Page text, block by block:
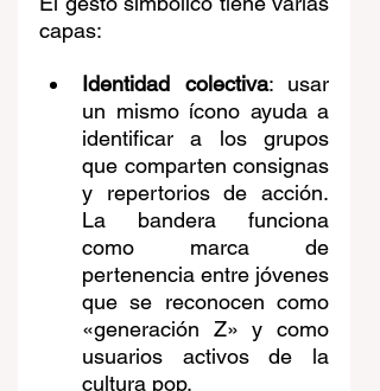
capas:
Identidad colectiva: usar
un mismo ícono ayuda a
identificar a los grupos
que comparten consignas
y repertorios de acción.
La bandera funciona
como marca de
pertenencia entre jóvenes
que se reconocen como
«generación Z» y como
usuarios activos de la
cultura pop.